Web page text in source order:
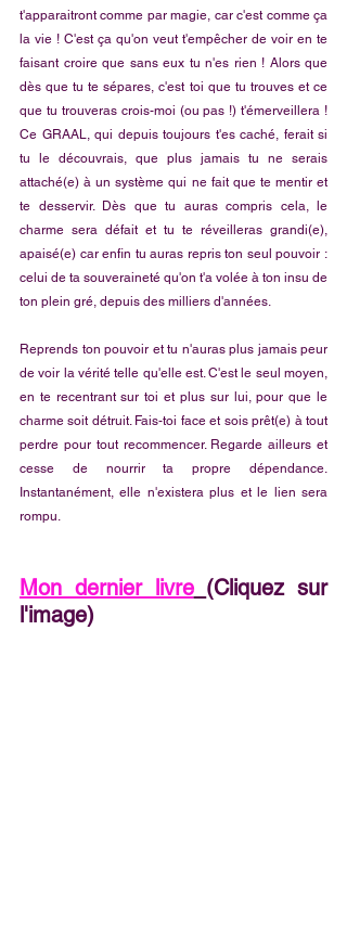
t'apparaitront comme par magie, car c'est comme ça
la vie ! C'est ça qu'on veut t'empêcher de voir en te
faisant croire que sans eux tu n'es rien ! Alors que
dès que tu te sépares, c'est toi que tu trouves et ce
que tu trouveras crois-moi (ou pas !) t'émerveillera !
Ce GRAAL, qui depuis toujours t'es caché, ferait si
tu le découvrais, que plus jamais tu ne serais
attaché(e) à un système qui ne fait que te mentir et
te desservir. Dès que tu auras compris cela, le
charme sera défait et tu te réveilleras grandi(e),
apaisé(e) car enfin tu auras repris ton seul pouvoir :
celui de ta souveraineté qu'on t'a volée à ton insu de
ton plein gré, depuis des milliers d'années.
Reprends ton pouvoir et tu n'auras plus jamais peur
de voir la vérité telle qu'elle est. C'est le seul moyen,
en te recentrant sur toi et plus sur lui, pour que le
charme soit détruit. Fais-toi face et sois prêt(e) à tout
perdre pour tout recommencer. Regarde ailleurs et
cesse de nourrir ta propre dépendance.
Instantanément, elle n'existera plus et le lien sera
rompu.
Mon dernier livre (Cliquez sur
l'image)